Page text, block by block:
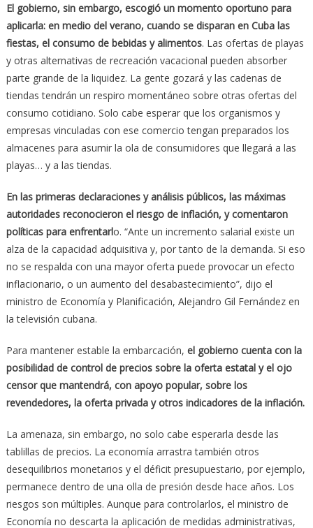
El gobierno, sin embargo, escogió un momento oportuno para
aplicarla: en medio del verano, cuando se disparan en Cuba las
fiestas, el consumo de bebidas y alimentos. Las ofertas de playas
y otras alternativas de recreación vacacional pueden absorber
parte grande de la liquidez. La gente gozará y las cadenas de
tiendas tendrán un respiro momentáneo sobre otras ofertas del
consumo cotidiano. Solo cabe esperar que los organismos y
empresas vinculadas con ese comercio tengan preparados los
almacenes para asumir la ola de consumidores que llegará a las
playas… y a las tiendas.
En las primeras declaraciones y análisis públicos, las máximas
autoridades reconocieron el riesgo de inflación, y comentaron
políticas para enfrentarlo. “Ante un incremento salarial existe un
alza de la capacidad adquisitiva y, por tanto de la demanda. Si eso
no se respalda con una mayor oferta puede provocar un efecto
inflacionario, o un aumento del desabastecimiento”, dijo el
ministro de Economía y Planificación, Alejandro Gil Fernández en
la televisión cubana.
Para mantener estable la embarcación, el gobierno cuenta con la
posibilidad de control de precios sobre la oferta estatal y el ojo
censor que mantendrá, con apoyo popular, sobre los
revendedores, la oferta privada y otros indicadores de la inflación.
La amenaza, sin embargo, no solo cabe esperarla desde las
tablillas de precios. La economía arrastra también otros
desequilibrios monetarios y el déficit presupuestario, por ejemplo,
permanece dentro de una olla de presión desde hace años. Los
riesgos son múltiples. Aunque para controlarlos, el ministro de
Economía no descarta la aplicación de medidas administrativas,